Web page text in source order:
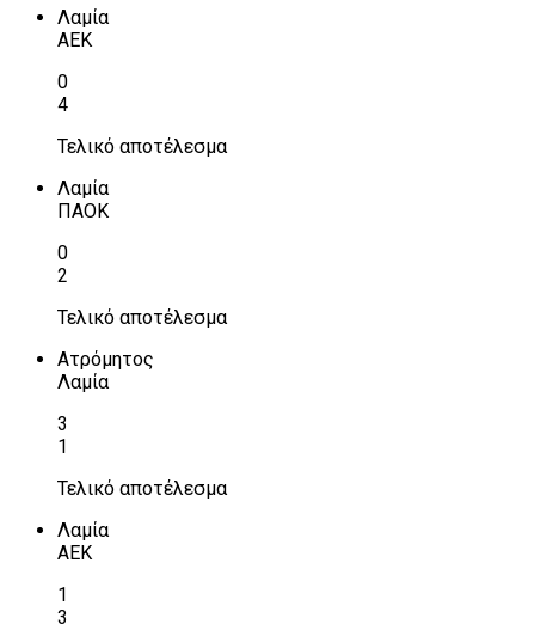
Λαμία
ΑΕΚ
0
4
Τελικό αποτέλεσμα
Λαμία
ΠΑΟΚ
0
2
Τελικό αποτέλεσμα
Ατρόμητος
Λαμία
3
1
Τελικό αποτέλεσμα
Λαμία
ΑΕΚ
1
3